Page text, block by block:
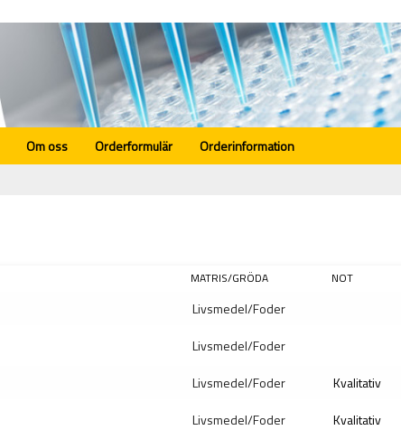
Om oss Orderformulär Orderinformation
MATRIS/GRÖDA NOT
Livsmedel/Foder
Livsmedel/Foder
Livsmedel/Foder Kvalitativ
Livsmedel/Foder Kvalitativ